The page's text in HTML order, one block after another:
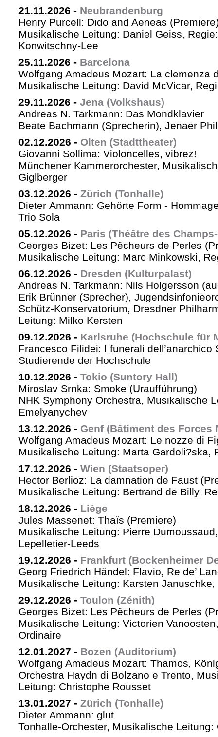
21.11.2026 - Neubrandenburg
Henry Purcell: Dido and Aeneas
Musikalische Leitung: Daniel Geiss,
Konwitschny-Lee
25.11.2026 - Barcelona
Wolfgang Amadeus Mozart: La clemenza
Musikalische Leitung: David McVicar,
29.11.2026 - Jena (Volkshaus)
Andreas N. Tarkmann: Das Mondklavier
Beate Bachmann (Sprecherin), Jenaer
02.12.2026 - Olten (Stadttheater)
Giovanni Sollima: Violoncelles, vibrez!
Münchener Kammerorchester,
Giglberger
03.12.2026 - Zürich (Tonhalle)
Dieter Ammann: Gehörte Form -
Trio Sola
05.12.2026 - Paris (Théâtre des
Georges Bizet: Les Pêcheurs de Perles
Musikalische Leitung: Marc Minkowski,
06.12.2026 - Dresden (Kulturpalast)
Andreas N. Tarkmann: Nils Holgersson
Erik Brünner (Sprecher),
Schütz-Konservatorium, Dresdner
Leitung: Milko Kersten
09.12.2026 - Karlsruhe (Hochschule für
Francesco Filidei: I funerali dell’anarchico
Studierende der Hochschule
10.12.2026 - Tokio (Suntory Hall)
Miroslav Srnka: Smoke (Uraufführung)
NHK Symphony Orchestra, Musikalische
Emelyanychev
13.12.2026 - Genf (Bâtiment des Forces
Wolfgang Amadeus Mozart: Le nozze di
Musikalische Leitung: Marta Gardoli?ska,
17.12.2026 - Wien (Staatsoper)
Hector Berlioz: La damnation de Faust
Musikalische Leitung: Bertrand de Billy,
18.12.2026 - Liège
Jules Massenet: Thaïs (Premiere)
Musikalische Leitung: Pierre
Lepelletier-Leeds
19.12.2026 - Frankfurt (Bockenheimer
Georg Friedrich Händel: Flavio, Re de’
Musikalische Leitung: Karsten
29.12.2026 - Toulon (Zénith)
Georges Bizet: Les Pêcheurs de Perles
Musikalische Leitung: Victorien
Ordinaire
12.01.2027 - Bozen (Auditorium)
Wolfgang Amadeus Mozart: Thamos,
Orchestra Haydn di Bolzano e Trento,
Leitung: Christophe Rousset
13.01.2027 - Zürich (Tonhalle)
Dieter Ammann: glut
Tonhalle-Orchester, Musikalische Leitung: